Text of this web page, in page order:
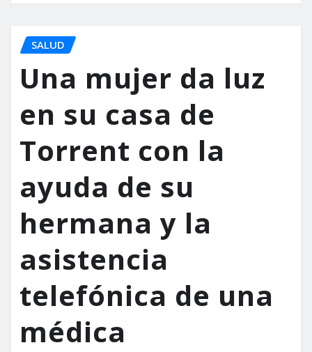
SALUD
Una mujer da luz
en su casa de
Torrent con la
ayuda de su
hermana y la
asistencia
telefónica de una
médica